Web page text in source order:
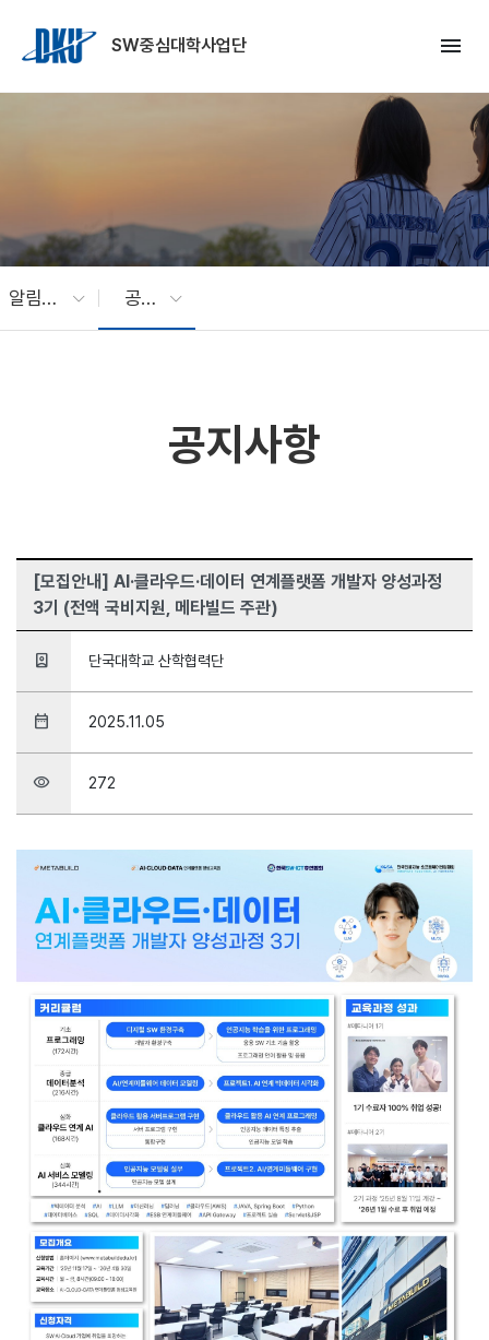
SW중심대학사업단
menu
알림마당 공지사항
공지사항
[모집안내] AI·클라우드·데이터 연계플랫폼 개발자 양성과정
3기 (전액 국비지원, 메타빌드 주관)
person_book 단국대학교 산학협력단
date_range 2025.11.05
visibility 272